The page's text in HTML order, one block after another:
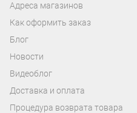
Адреса магазинов
Как оформить заказ
Блог
Новости
Видеоблог
Доставка и оплата
Процедура возврата товара